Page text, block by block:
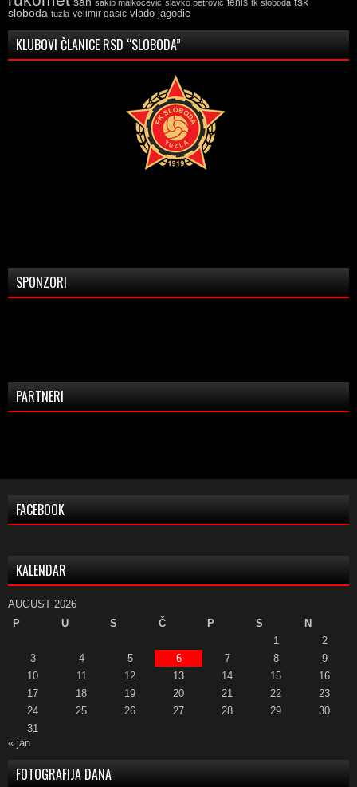
sakib malkocevic slavko petrovic tenis tk sloboda
sloboda tuzla velimir gasic vlado jagodic
KLUBOVI ČLANICE RSD “SLOBODA”
SPONZORI
PARTNERI
FACEBOOK
KALENDAR
AUGUST 2026
P
U S Č P S
N
1
2
3
4 5 6 7 8
9
10
11 12 13 14 15
16
17
18 19 20 21 22
23
24
25 26 27 28 29
30
31
« jan
FOTOGRAFIJA DANA